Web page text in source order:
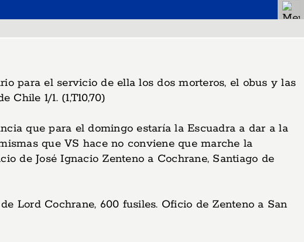
para el servicio de ella los dos morteros, el obus y las
1/1. (1,T10,70)
que para el domingo estaría la Escuadra a dar a la
que VS hace no conviene que marche la
de José Ignacio Zenteno a Cochrane, Santiago de
Lord Cochrane, 600 fusiles. Oficio de Zenteno a San